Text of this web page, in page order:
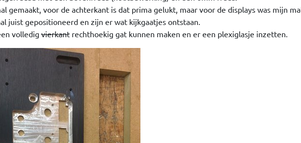
gemaakt, voor de achterkant is dat prima gelukt, maar voor de displays was mijn
juist gepositioneerd en zijn er wat kijkgaatjes ontstaan.
volledigvierkantrechthoekig gat kunnen maken en er een plexiglasje inzetten.